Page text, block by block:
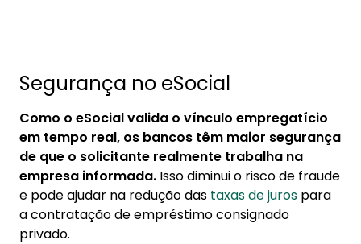
Segurança no eSocial
Como o eSocial valida o vínculo empregatício
em tempo real, os bancos têm maior segurança
de que o solicitante realmente trabalha na
empresa informada. Isso diminui o risco de fraude
e pode ajudar na redução das taxas de juros para
a contratação de empréstimo consignado
privado.